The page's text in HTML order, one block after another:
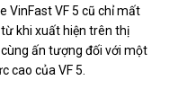
VinFast VF 5 cũ chỉ mất
khi xuất hiện trên thị
ấn tượng đối với một
cao của VF 5